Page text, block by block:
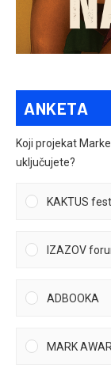
ANKETA
Koji projekat
uključujete?
KAKTUS
IZAZOV
ADBOOKA
MARK